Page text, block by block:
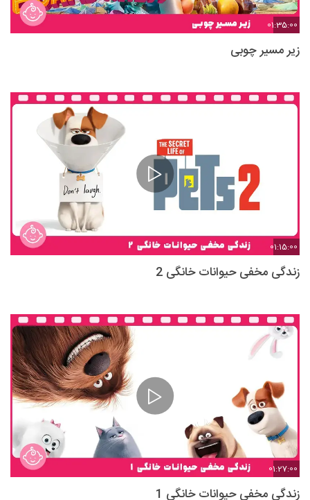
01:35:00
زیر مسیر چوبی
01:15:00
زندگی مخفی حیوانات خانگی 2
01:27:00
زندگی مخفی حیوانات خانگی 1